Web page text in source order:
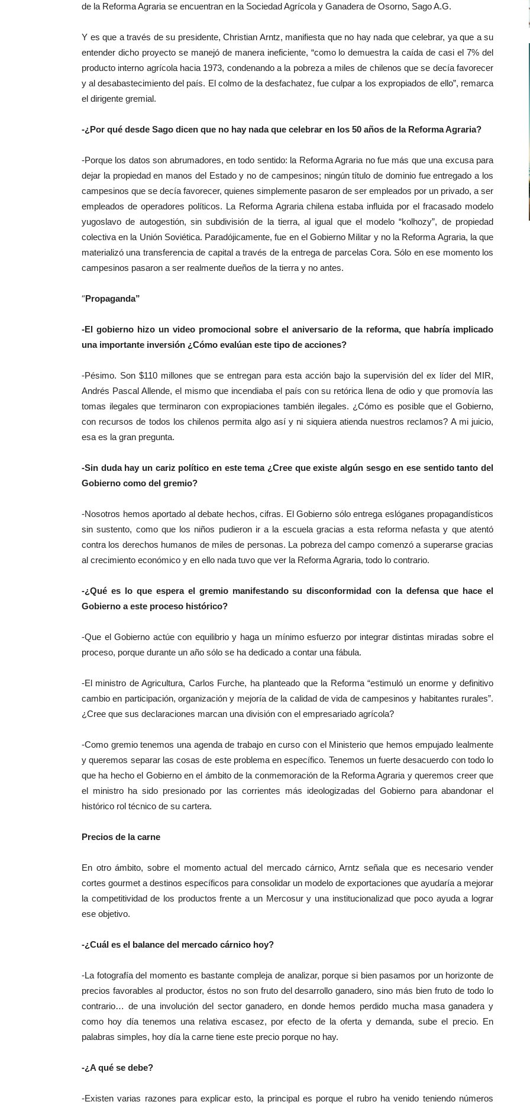
de la Reforma Agraria se encuentran en la Sociedad Agrícola y Ganadera de Osorno, Sago A.G.
Y es que a través de su presidente, Christian Arntz, manifiesta que no hay nada que celebrar, ya que a su
entender dicho proyecto se manejó de manera ineficiente, “como lo demuestra la caída de casi el 7% del
producto interno agrícola hacia 1973, condenando a la pobreza a miles de chilenos que se decía favorecer
y al desabastecimiento del país. El colmo de la desfachatez, fue culpar a los expropiados de ello”, remarca
el dirigente gremial.
-¿Por qué desde Sago dicen que no hay nada que celebrar en los 50 años de la Reforma Agraria?
-Porque los datos son abrumadores, en todo sentido: la Reforma Agraria no fue más que una excusa para
dejar la propiedad en manos del Estado y no de campesinos; ningún título de dominio fue entregado a los
campesinos que se decía favorecer, quienes simplemente pasaron de ser empleados por un privado, a ser
empleados de operadores políticos. La Reforma Agraria chilena estaba influida por el fracasado modelo
yugoslavo de autogestión, sin subdivisión de la tierra, al igual que el modelo “kolhozy”, de propiedad
colectiva en la Unión Soviética. Paradójicamente, fue en el Gobierno Militar y no la Reforma Agraria, la que
materializó una transferencia de capital a través de la entrega de parcelas Cora. Sólo en ese momento los
campesinos pasaron a ser realmente dueños de la tierra y no antes.
“Propaganda”
-El gobierno hizo un video promocional sobre el aniversario de la reforma, que habría implicado
una importante inversión ¿Cómo evalúan este tipo de acciones?
-Pésimo. Son $110 millones que se entregan para esta acción bajo la supervisión del ex líder del MIR,
Andrés Pascal Allende, el mismo que incendiaba el país con su retórica llena de odio y que promovía las
tomas ilegales que terminaron con expropiaciones también ilegales. ¿Cómo es posible que el Gobierno,
con recursos de todos los chilenos permita algo así y ni siquiera atienda nuestros reclamos? A mi juicio,
esa es la gran pregunta.
-Sin duda hay un cariz político en este tema ¿Cree que existe algún sesgo en ese sentido tanto del
Gobierno como del gremio?
-Nosotros hemos aportado al debate hechos, cifras. El Gobierno sólo entrega eslóganes propagandísticos
sin sustento, como que los niños pudieron ir a la escuela gracias a esta reforma nefasta y que atentó
contra los derechos humanos de miles de personas. La pobreza del campo comenzó a superarse gracias
al crecimiento económico y en ello nada tuvo que ver la Reforma Agraria, todo lo contrario.
-¿Qué es lo que espera el gremio manifestando su disconformidad con la defensa que hace el
Gobierno a este proceso histórico?
-Que el Gobierno actúe con equilibrio y haga un mínimo esfuerzo por integrar distintas miradas sobre el
proceso, porque durante un año sólo se ha dedicado a contar una fábula.
-El ministro de Agricultura, Carlos Furche, ha planteado que la Reforma “estimuló un enorme y definitivo
cambio en participación, organización y mejoría de la calidad de vida de campesinos y habitantes rurales”.
¿Cree que sus declaraciones marcan una división con el empresariado agrícola?
-Como gremio tenemos una agenda de trabajo en curso con el Ministerio que hemos empujado lealmente
y queremos separar las cosas de este problema en específico. Tenemos un fuerte desacuerdo con todo lo
que ha hecho el Gobierno en el ámbito de la conmemoración de la Reforma Agraria y queremos creer que
el ministro ha sido presionado por las corrientes más ideologizadas del Gobierno para abandonar el
histórico rol técnico de su cartera.
Precios de la carne
En otro ámbito, sobre el momento actual del mercado cárnico, Arntz señala que es necesario vender
cortes gourmet a destinos específicos para consolidar un modelo de exportaciones que ayudaría a mejorar
la competitividad de los productos frente a un Mercosur y una institucionalizad que poco ayuda a lograr
ese objetivo.
-¿Cuál es el balance del mercado cárnico hoy?
-La fotografía del momento es bastante compleja de analizar, porque si bien pasamos por un horizonte de
precios favorables al productor, éstos no son fruto del desarrollo ganadero, sino más bien fruto de todo lo
contrario… de una involución del sector ganadero, en donde hemos perdido mucha masa ganadera y
como hoy día tenemos una relativa escasez, por efecto de la oferta y demanda, sube el precio. En
palabras simples, hoy día la carne tiene este precio porque no hay.
-¿A qué se debe?
-Existen varias razones para explicar esto, la principal es porque el rubro ha venido teniendo números